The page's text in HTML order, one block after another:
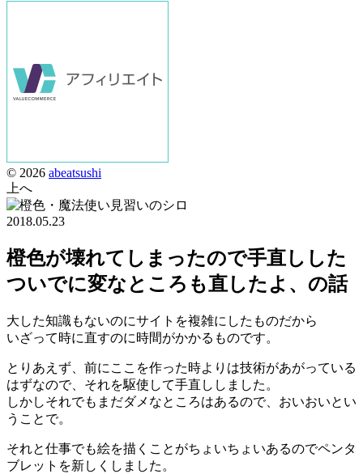
© 2026 abeatsushi
上へ
2018.05.23
橙色が壊れてしまったので手直しした
ついでに変なところも直したよ、の話
大した知識もないのにサイトを複雑にしたものだから
いざって時に直すのに時間がかかるものです。
とりあえず、前にここを作った時よりは技術があがっている
はずなので、それを駆使して手直ししました。
しかしそれでもまだダメなところはあるので、おいおいとい
うことで。
それと仕事でも絵を描くことがちょいちょいあるのでペンタ
ブレットを新しくしました。